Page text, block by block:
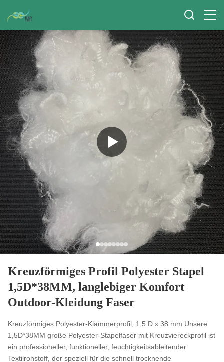
Kreuzförmiges Profil Polyester Stapel
1,5D*38MM, langlebiger Komfort
Outdoor-Kleidung Faser
Kreuzförmiges Polyester-Klammerprofil, 1,5 D x 38 mm Unsere
1,5D*38MM große Polyester-Stapelfaser mit Kreuzviereckprofil ist
ein professioneller, funktioneller, feuchtigkeitsableitender
Textilrohstoff, der speziell für die schnell trocknende